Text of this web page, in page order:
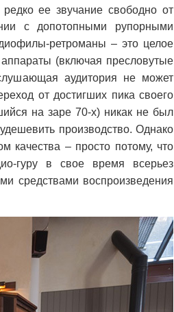
ее звучание свободно от
с допотопными рупорными
ретроманы –это целое
(включая пресловутые
аудитория не может
от достигших пика своего
на заре 70-х) никак не был
производство. Однако
качества – просто потому, что
гуру в свое время всерьез
средствами воспроизведения